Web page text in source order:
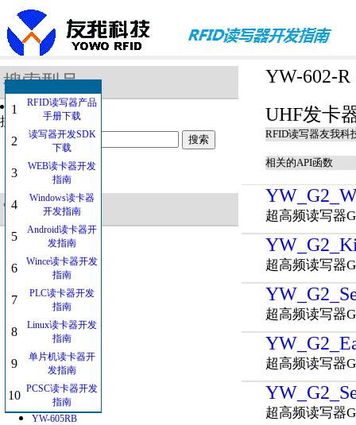
搜索型号
搜索的关键字：
常用的型号
YW-607
YW-605HA
YW-608SA
YW-610SA
SDT-HA
YW-627
SDT-KA
YW-401-C
YW-615
YW-602-H
YW-605RA
YW-605RB
YW-602-R
UHF发卡
RFID读写器友我科
相关的API函数
超高频读写器
超高频读写器
超高频读写器
超高频读写器
超高频读写器
1
RFID读写器产品
手册下载
2
读写器开发SDK
下载
3
WEB读卡器开发
指南
4
Windows读卡器
开发指南
5
Android读卡器开
发指南
6
Wince读卡器开发
指南
7
PLC读卡器开发
指南
8
Linux读卡器开发
指南
9
单片机读卡器开
发指南
10 PCSC读卡器开发
指南